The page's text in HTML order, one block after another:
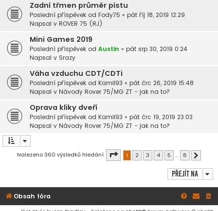
Zadní třmen průměr pístu
Poslední příspěvek od Fody75 « pát říj 18, 2019 12:29
Napsal v ROVER 75 (RJ)
Mini Games 2019
Poslední příspěvek od Austin « pát srp 30, 2019 0:24
Napsal v Srazy
Váha vzduchu CDT/CDTi
Poslední příspěvek od Kamil93 « pát črc 26, 2019 15:48
Napsal v Návody Rover 75/MG ZT - jak na to?
Oprava kliky dveří
Poslední příspěvek od Kamil93 « pát črc 19, 2019 23:03
Napsal v Návody Rover 75/MG ZT - jak na to?
Nalezeno 360 výsledků hledání Stránka z
1 2 3 4 5 … 8
Přejít na
Obsah fóra